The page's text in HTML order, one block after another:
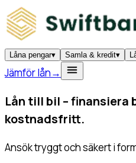
Låna pengar▾ Samla & kredit▾
Jämför lån→
Lån till bil –finansiera
kostnadsfritt.
Ansök tryggt och säkert i